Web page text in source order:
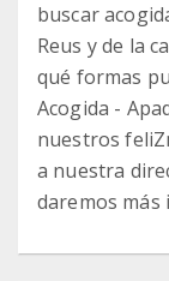
buscar
Reus y de la
qué formas
Acogida -
nuestros
a nuestra
daremos